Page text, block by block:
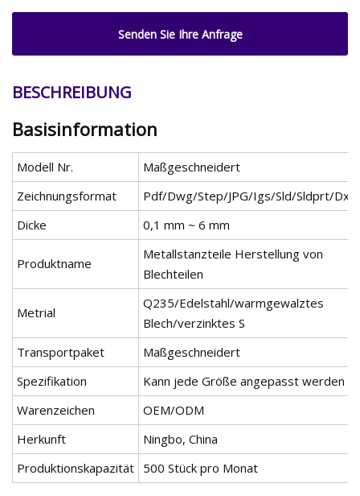
Senden Sie Ihre Anfrage
BESCHREIBUNG
Basisinformation
Modell Nr.
Maßgeschneidert
Zeichnungsformat
Pdf/Dwg/Step/JPG/Igs/Sld/Sldprt/Dxf
Dicke
0,1 mm ~ 6 mm
Produktname
Metallstanzteile Herstellung von
Blechteilen
Metrial
Q235/Edelstahl/warmgewalztes
Blech/verzinktes S
Transportpaket
Maßgeschneidert
Spezifikation
Kann jede Größe angepasst werden
Warenzeichen
OEM/ODM
Herkunft
Ningbo, China
Produktionskapazität 500 Stück pro Monat